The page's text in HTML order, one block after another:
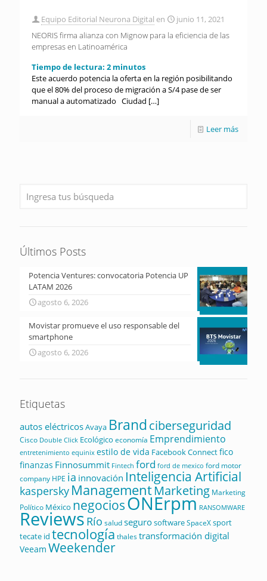
Equipo Editorial Neurona Digital en
junio 11, 2021
NEORIS firma alianza con Mignow para la eficiencia de las
empresas en Latinoamérica
Tiempo de lectura: 2 minutos
Este acuerdo potencia la oferta en la región posibilitando
que el 80% del proceso de migración a S/4 pase de ser
manual a automatizado Ciudad […]
Leer más
Últimos Posts
Potencia Ventures: convocatoria Potencia UP
LATAM 2026
agosto 6, 2026
Movistar promueve el uso responsable del
smartphone
agosto 6, 2026
Etiquetas
autos eléctricosAvaya Brandciberseguridad
Cisco Double Click Ecológico economía Emprendimiento
entretenimiento equinix estilo de vida Facebook Connectfico
finanzas Finnosummit Fintech ford ford de mexico ford motor
company HPE ia innovación Inteligencia Artificial
kaspersky ManagementMarketing Marketing
Político México negociosONErpm RANSOMWARE
Reviews Río saludsegurosoftwareSpaceXsport
tecate id tecnología thalestransformación digital
Veeam Weekender